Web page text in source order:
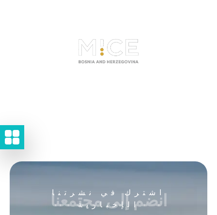
اشترك في نشرتنا
الإخبارية
انضم إلى مجتمعنا